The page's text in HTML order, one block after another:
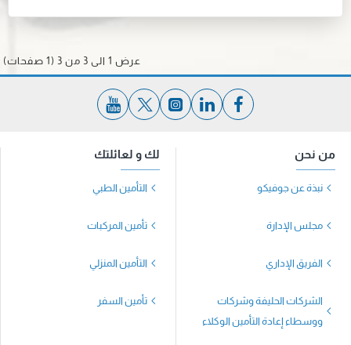
عرض 1 الى 3 من 3 (1 صفحات)
من نحن
نبذة عن جوفيكو
مجلس الإدارة
الفريق الإداري
الشركات الحليفة وشركات
ووسطاء إعادة التأمين الوكلاء
لك و لعائلتك
التأمين الطبي
تأمين المركبات
التأمين المنزلي
تأمين السفر